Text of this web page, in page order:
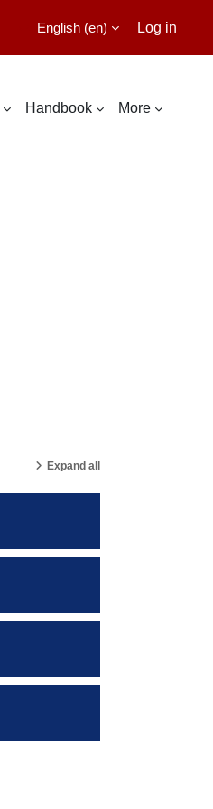
English ‎(en)‎ Log in
Handbook More
Expand all